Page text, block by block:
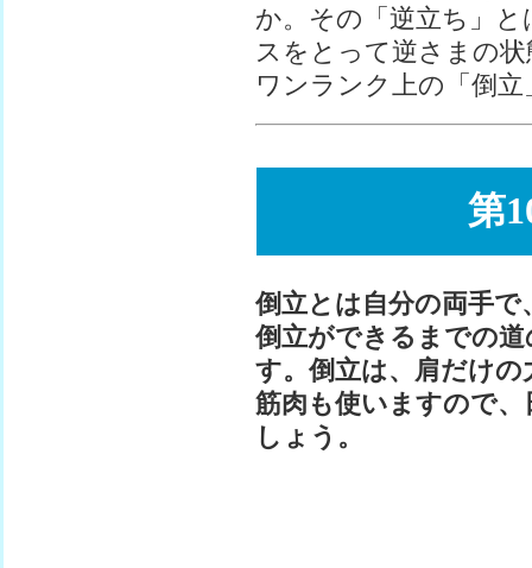
か。その「逆立ち」
スをとって逆さまの
ワンランク上の「倒
第
倒立とは自分の両手
倒立ができるまでの
す。倒立は、肩だけ
筋肉も使いますので
しょう。